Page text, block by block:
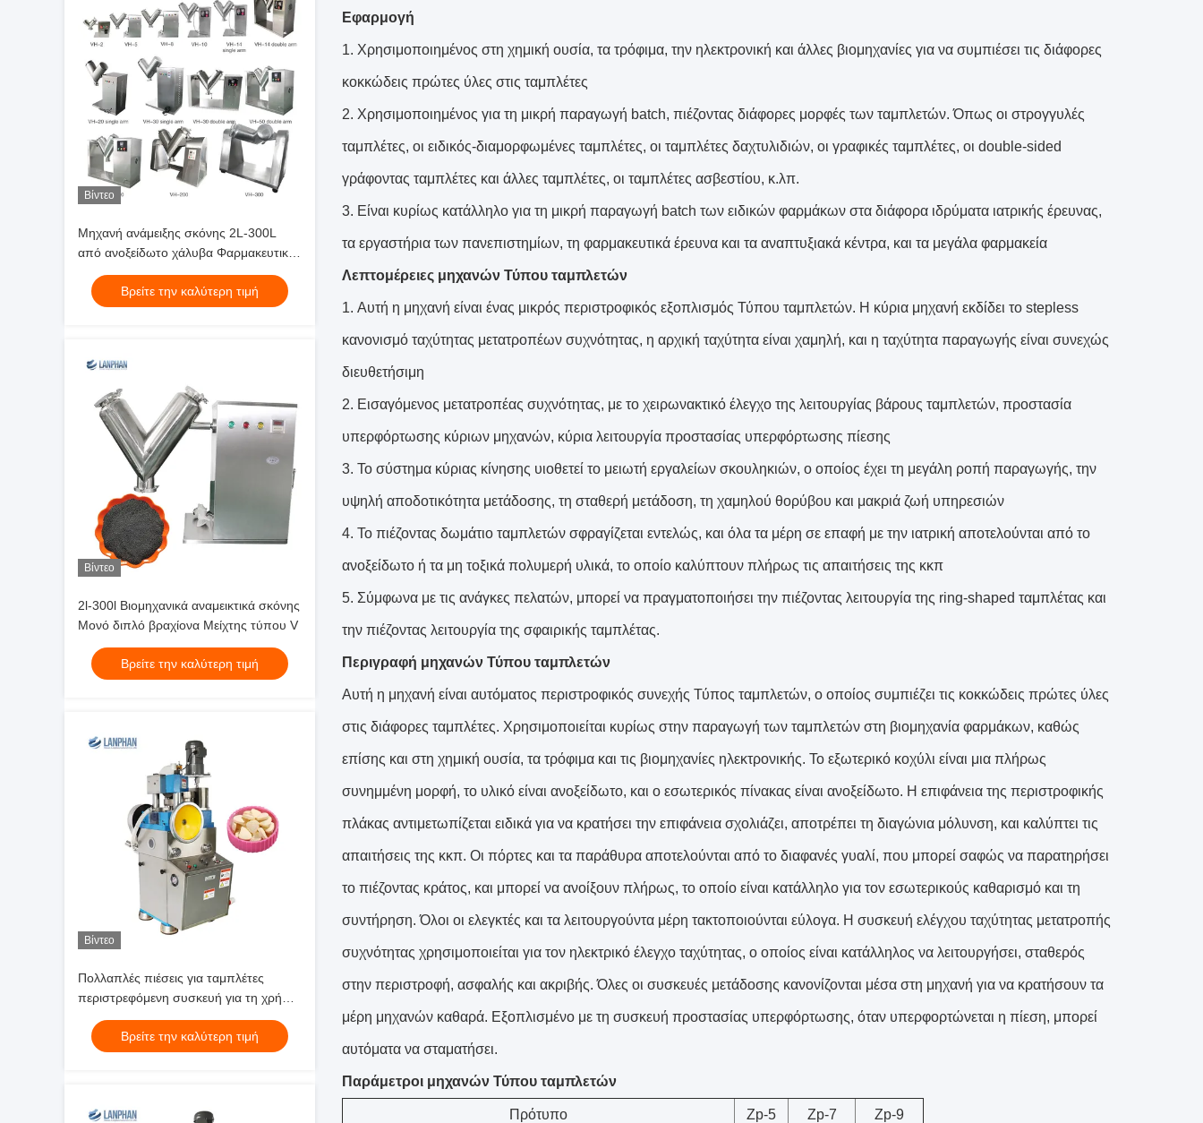
Βίντεο
Μηχανή ανάμειξης σκόνης 2L-300L
από ανοξείδωτο χάλυβα Φαρμακευτικά
τρόφιμα
Βρείτε την καλύτερη τιμή
Βίντεο
2l-300l Βιομηχανικά αναμεικτικά σκόνης
Μονό διπλό βραχίονα Μείχτης τύπου V
Βρείτε την καλύτερη τιμή
Βίντεο
Πολλαπλές πιέσεις για ταμπλέτες
περιστρεφόμενη συσκευή για τη χρήση
σε δισκία για τα εργαστήρια και τα
φαρμακευτικά προϊόντα
Βρείτε την καλύτερη τιμή
Εφαρμογή
1. Χρησιμοποιημένος στη χημική ουσία, τα τρόφιμα, την ηλεκτρονική και άλλες βιομηχανίες για να συμπιέσει τις διάφορες
κοκκώδεις πρώτες ύλες στις ταμπλέτες
2. Χρησιμοποιημένος για τη μικρή παραγωγή batch, πιέζοντας διάφορες μορφές των ταμπλετών. Όπως οι στρογγυλές
ταμπλέτες, οι ειδικός-διαμορφωμένες ταμπλέτες, οι ταμπλέτες δαχτυλιδιών, οι γραφικές ταμπλέτες, οι double-sided
γράφοντας ταμπλέτες και άλλες ταμπλέτες, οι ταμπλέτες ασβεστίου, κ.λπ.
3. Είναι κυρίως κατάλληλο για τη μικρή παραγωγή batch των ειδικών φαρμάκων στα διάφορα ιδρύματα ιατρικής έρευνας,
τα εργαστήρια των πανεπιστημίων, τη φαρμακευτικά έρευνα και τα αναπτυξιακά κέντρα, και τα μεγάλα φαρμακεία
Λεπτομέρειες μηχανών Τύπου ταμπλετών
1. Αυτή η μηχανή είναι ένας μικρός περιστροφικός εξοπλισμός Τύπου ταμπλετών. Η κύρια μηχανή εκδίδει το stepless
κανονισμό ταχύτητας μετατροπέων συχνότητας, η αρχική ταχύτητα είναι χαμηλή, και η ταχύτητα παραγωγής είναι συνεχώς
διευθετήσιμη
2. Εισαγόμενος μετατροπέας συχνότητας, με το χειρωνακτικό έλεγχο της λειτουργίας βάρους ταμπλετών, προστασία
υπερφόρτωσης κύριων μηχανών, κύρια λειτουργία προστασίας υπερφόρτωσης πίεσης
3. Το σύστημα κύριας κίνησης υιοθετεί το μειωτή εργαλείων σκουληκιών, ο οποίος έχει τη μεγάλη ροπή παραγωγής, την
υψηλή αποδοτικότητα μετάδοσης, τη σταθερή μετάδοση, τη χαμηλού θορύβου και μακριά ζωή υπηρεσιών
4. Το πιέζοντας δωμάτιο ταμπλετών σφραγίζεται εντελώς, και όλα τα μέρη σε επαφή με την ιατρική αποτελούνται από το
ανοξείδωτο ή τα μη τοξικά πολυμερή υλικά, το οποίο καλύπτουν πλήρως τις απαιτήσεις της κκπ
5. Σύμφωνα με τις ανάγκες πελατών, μπορεί να πραγματοποιήσει την πιέζοντας λειτουργία της ring-shaped ταμπλέτας και
την πιέζοντας λειτουργία της σφαιρικής ταμπλέτας.
Περιγραφή μηχανών Τύπου ταμπλετών
Αυτή η μηχανή είναι αυτόματος περιστροφικός συνεχής Τύπος ταμπλετών, ο οποίος συμπιέζει τις κοκκώδεις πρώτες ύλες
στις διάφορες ταμπλέτες. Χρησιμοποιείται κυρίως στην παραγωγή των ταμπλετών στη βιομηχανία φαρμάκων, καθώς
επίσης και στη χημική ουσία, τα τρόφιμα και τις βιομηχανίες ηλεκτρονικής. Το εξωτερικό κοχύλι είναι μια πλήρως
συνημμένη μορφή, το υλικό είναι ανοξείδωτο, και ο εσωτερικός πίνακας είναι ανοξείδωτο. Η επιφάνεια της περιστροφικής
πλάκας αντιμετωπίζεται ειδικά για να κρατήσει την επιφάνεια σχολιάζει, αποτρέπει τη διαγώνια μόλυνση, και καλύπτει τις
απαιτήσεις της κκπ. Οι πόρτες και τα παράθυρα αποτελούνται από το διαφανές γυαλί, που μπορεί σαφώς να παρατηρήσει
το πιέζοντας κράτος, και μπορεί να ανοίξουν πλήρως, το οποίο είναι κατάλληλο για τον εσωτερικούς καθαρισμό και τη
συντήρηση. Όλοι οι ελεγκτές και τα λειτουργούντα μέρη τακτοποιούνται εύλογα. Η συσκευή ελέγχου ταχύτητας μετατροπής
συχνότητας χρησιμοποιείται για τον ηλεκτρικό έλεγχο ταχύτητας, ο οποίος είναι κατάλληλος να λειτουργήσει, σταθερός
στην περιστροφή, ασφαλής και ακριβής. Όλες οι συσκευές μετάδοσης κανονίζονται μέσα στη μηχανή για να κρατήσουν τα
μέρη μηχανών καθαρά. Εξοπλισμένο με τη συσκευή προστασίας υπερφόρτωσης, όταν υπερφορτώνεται η πίεση, μπορεί
αυτόματα να σταματήσει.
Παράμετροι μηχανών Τύπου ταμπλετών
Πρότυπο Zp-5 Zp-7 Zp-9